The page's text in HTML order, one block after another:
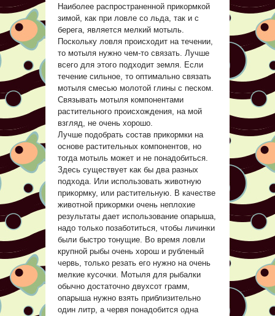
Наиболее распространенной прикормкой
зимой, как при ловле со льда, так и с
берега, является мелкий мотыль.
Поскольку ловля происходит на течении,
то мотыля нужно чем-то связать. Лучше
всего для этого подходит земля. Если
течение сильное, то оптимально связать
мотыля смесью молотой глины с песком.
Связывать мотыля компонентами
растительного происхождения, на мой
взгляд, не очень хорошо.
Лучше подобрать состав прикормки на
основе растительных компонентов, но
тогда мотыль может и не понадобиться.
Здесь существует как бы два разных
подхода. Или использовать животную
прикормку, или растительную. В качестве
животной прикормки очень неплохие
результаты дает использование опарыша,
надо только позаботиться, чтобы личинки
были быстро тонущие. Во время ловли
крупной рыбы очень хорош и рубленый
червь, только резать его нужно на очень
мелкие кусочки. Мотыля для рыбалки
обычно достаточно двухсот грамм,
опарыша нужно взять приблизительно
один литр, а червя понадобится одна